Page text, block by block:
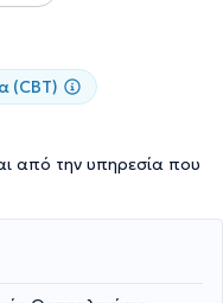
(CBT)
από την υπηρεσία που